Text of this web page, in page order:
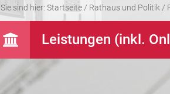
Sie sind hier: Startseite/ Rathaus und Politik /
Leistungen (inkl.